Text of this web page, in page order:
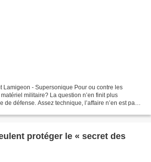
Lamigeon - Supersonique Pour ou contre les
militaire? La question n’en finit plus
de défense. Assez technique, l’affaire n’en est pas
protéger le « secret des